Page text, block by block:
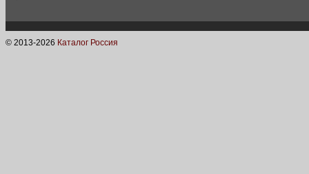
© 2013-2026 Каталог Россия